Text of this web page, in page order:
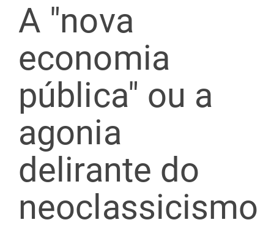
A "nova
economia
pública" ou a
agonia
delirante do
neoclassicismo